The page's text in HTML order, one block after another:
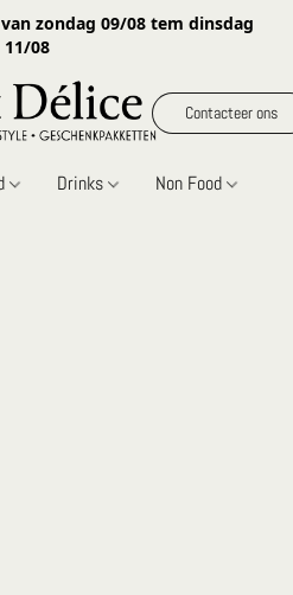
zondag 09/08 tem dinsdag
11/08
Contacteer ons
Drinks Non Food